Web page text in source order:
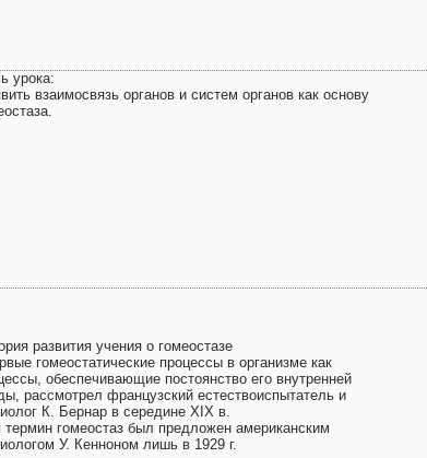
урока:
взаимосвязь органов и систем органов как основу
развития учения о гомеостазе
гомеостатические процессы в организме как
обеспечивающие постоянство его внутренней
рассмотрел французский естествоиспытатель и
К. Бернар в середине XIX в.
гомеостаз был предложен американским
У. Кенноном лишь в 1929 г.